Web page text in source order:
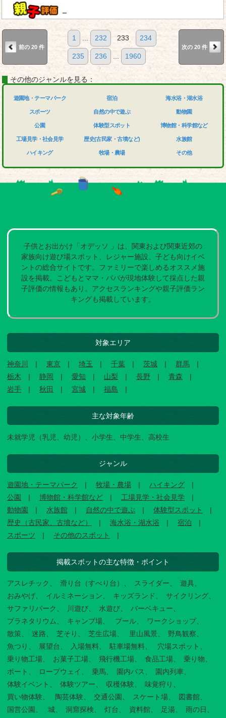
－
前の 20 件
1 ... 232 233 234
235 236 ... 1960
次の 20 件
その他のジャンルを見る：
遊園地・テーマパーク
スポーツ
公園
工場見学・社会見学
ハイキング
宿泊
自然の中で遊ぶ
体験型スポット
歴史(古民家・古墳など)
牧場・農場
海水浴・湖水浴
動物園
博物館・科学館など
水族館
その他
子供とお出かけ「オデッソ 」は、関東および関東近郊の
家族向け遊び場スポット、レジャー施設、子ども向けイベ
ントの総合サイトです。ファミリーで楽しめるオススメ施
設を掲載。こどもとママ・パパが現地体験して採点した親
子評価の情報もあり。アクセスランキングや親子評価ラン
キングも掲載しています。
対象エリア
神奈川 東京 埼玉 千葉 茨城
群馬
栃木
静岡 愛知 山梨 長野
青森
岩手
秋田 宮城 福島
主な対象年齢
未就学児（乳児、幼児）、小学生、中学生、高校生
ジャンル
遊園地・テーマパーク 牧場・農場
ハイキング
公園
博物館・科学館など
工場見学・社会見学
動物園
水族館 自然の中で遊ぶ
体験型スポット
歴史（古民家、古墳など）
海水浴・湖水浴
宿泊
スポーツ
その他のスポット
掲載スポットの主な特徴・ポイント
アスレチック 滑り台（すべり台） スライダー
遊具
おみやげ
イルミネーション キッズランド
サイクリング
サファリパーク
川遊び 水遊び
バーベキュー
プラネタリウム
キャンプ場 プール
ワークショップ
散策
迷路 芝そり 芝生広場 里山風景
野鳥観察
魚つり
展望台 入場無料 駐車場無料
穴場スポット
乗り物工場
お菓子工場 飛行機工場 食品工場
乗り物
ボート
ロープウェイ 乗馬 園内バス
園内列車
体験イベント
体験ツアー 収穫体験
味覚狩り
買い物体験
陶芸体験 交通公園 スケート場
図書館
国営公園
城 洞窟探検 灯台 資料館 足湯 雨の日